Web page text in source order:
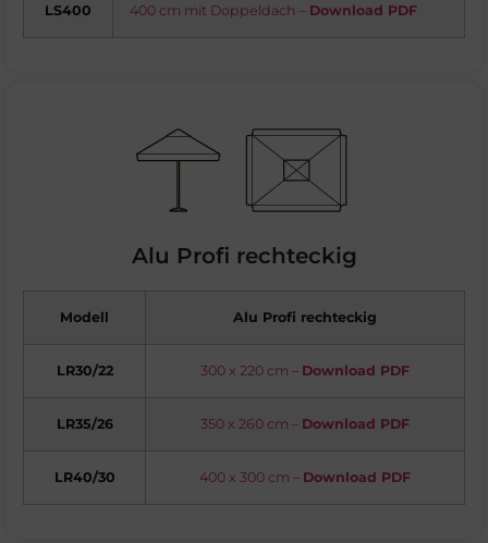
LS400 400 cm mit Doppeldach – Download PDF
Alu Profi rechteckig
Modell Alu Profi rechteckig
LR30/22 300 x 220 cm – Download PDF
LR35/26 350 x 260 cm – Download PDF
LR40/30 400 x 300 cm – Download PDF